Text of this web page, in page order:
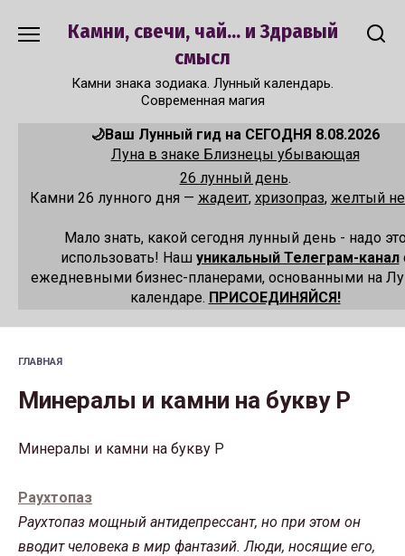
Камни, свечи, чай... и Здравый
смысл
Камни знака зодиака. Лунный календарь.
Современная магия
🌙Ваш Лунный гид на СЕГОДНЯ 8.08.2026
Луна в знаке Близнецы убывающая
26 лунный день.
Камни 26 лунного дня — жадеит, хризопраз, желтый
Мало знать, какой сегодня лунный день - надо
использовать! Наш уникальный Телеграм-канал
ежедневными бизнес-планерами, основанными на
календаре. ПРИСОЕДИНЯЙСЯ!
ГЛАВНАЯ
Минералы и камни на букву Р
Минералы и камни на букву Р
Раухтопаз
Раухтопаз мощный антидепрессант, но при этом он
вводит человека в мир фантазий. Люди, носящие его,